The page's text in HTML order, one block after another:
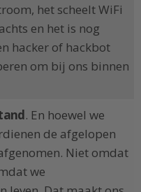
het scheelt WiFi
en het is nog
hacker of hackbot
om bij ons binnen
. En hoewel we
de afgelopen
Niet omdat
we